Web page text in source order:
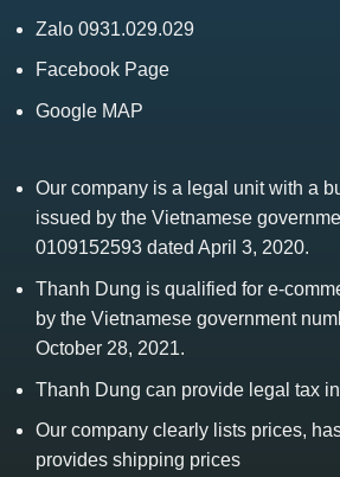
Zalo 0931.029.029
Facebook Page
Google MAP
Our company is a legal unit with a
issued by the Vietnamese
0109152593 dated April 3, 2020.
Thanh Dung is qualified for e-
by the Vietnamese government
October 28, 2021.
Thanh Dung can provide legal tax
Our company clearly lists prices,
provides shipping prices